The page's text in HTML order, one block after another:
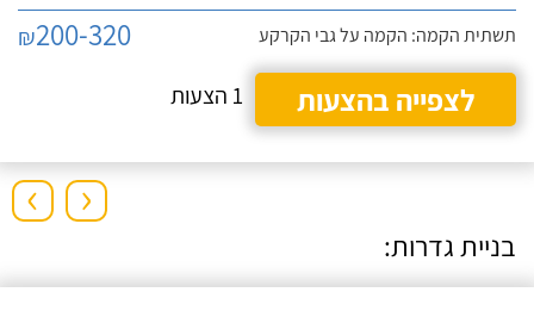
תשתית הקמה: הקמה על גבי הקרקע ₪200-320
לצפייה בהצעות
1 הצעות
› ‹
בניית גדרות: